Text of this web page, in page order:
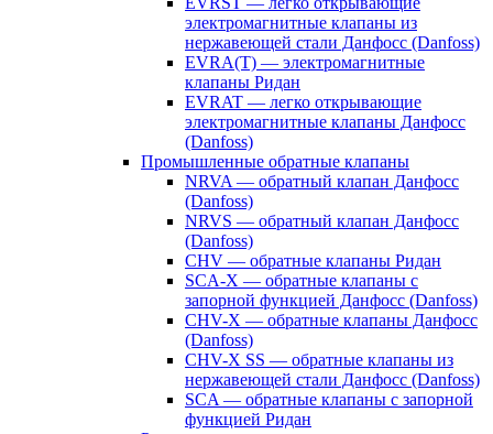
электромагнитные клапаны из
нержавеющей стали Данфосс (Danfoss)
EVRA(T) — электромагнитные
клапаны Ридан
EVRAT — легко открывающие
электромагнитные клапаны Данфосс
(Danfoss)
Промышленные обратные клапаны
NRVA — обратный клапан Данфосс
(Danfoss)
NRVS — обратный клапан Данфосс
(Danfoss)
CHV — обратные клапаны Ридан
SCA-X — обратные клапаны с
запорной функцией Данфосс (Danfoss)
CHV-X — обратные клапаны Данфосс
(Danfoss)
CHV-X SS — обратные клапаны из
нержавеющей стали Данфосс (Danfoss)
SCA — обратные клапаны с запорной
функцией Ридан